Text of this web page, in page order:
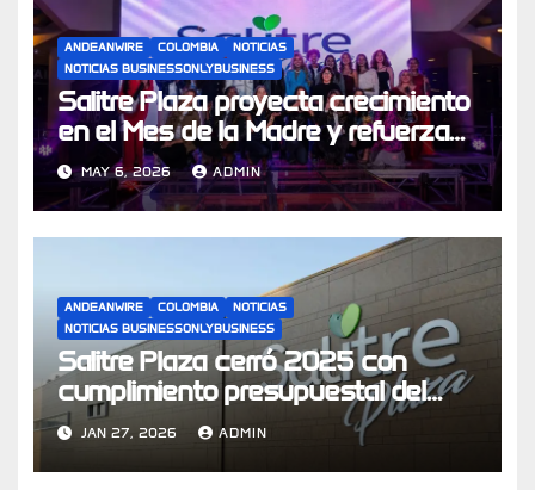
ANDEANWIRE COLOMBIA
NOTICIAS
NOTICIAS BUSINESSONLYBUSINESS
Salitre Plaza proyecta crecimiento
en el Mes de la Madre y refuerza
su apuesta por experiencias de
compra
MAY 6, 2026 ADMIN
ANDEANWIRE COLOMBIA
NOTICIAS
NOTICIAS BUSINESSONLYBUSINESS
Salitre Plaza cerró 2025 con
cumplimiento presupuestal del
104% y se prepara para los
desafíos económicos de 2026
JAN 27, 2026 ADMIN